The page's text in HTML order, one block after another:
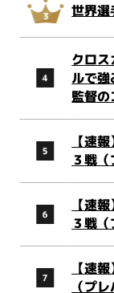
世界選
クロ
ルで強
監督の
【速
３戦
【速
３戦
【速
（プ